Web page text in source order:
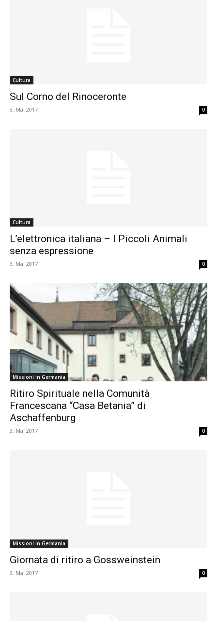
Cultura
Sul Corno del Rinoceronte
3. Mai 2017 0
Cultura
L’elettronica italiana – I Piccoli Animali
senza espressione
3. Mai 2017 0
Missioni in Germania
Ritiro Spirituale nella Comunità
Francescana “Casa Betania” di
Aschaffenburg
3. Mai 2017 0
Missioni in Germania
Giornata di ritiro a Gossweinstein
3. Mai 2017 0